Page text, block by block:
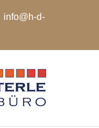
info@h-d-